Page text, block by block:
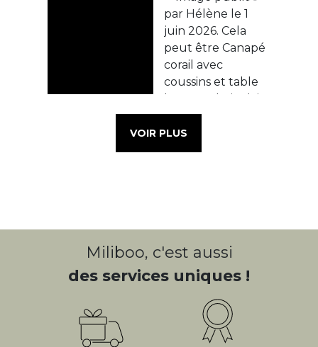
VOIR PLUS
Miliboo, c'est aussi
des services uniques !